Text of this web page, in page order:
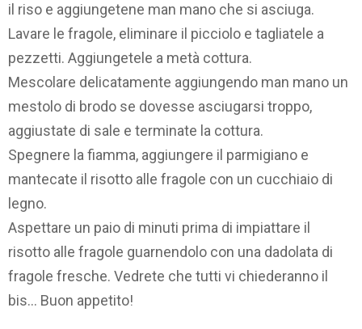
il riso e aggiungetene man mano che si asciuga.
Lavare le fragole, eliminare il picciolo e tagliatele a
pezzetti. Aggiungetele a metà cottura.
Mescolare delicatamente aggiungendo man mano un
mestolo di brodo se dovesse asciugarsi troppo,
aggiustate di sale e terminate la cottura.
Spegnere la fiamma, aggiungere il parmigiano e
mantecate il risotto alle fragole con un cucchiaio di
legno.
Aspettare un paio di minuti prima di impiattare il
risotto alle fragole guarnendolo con una dadolata di
fragole fresche. Vedrete che tutti vi chiederanno il
bis… Buon appetito!